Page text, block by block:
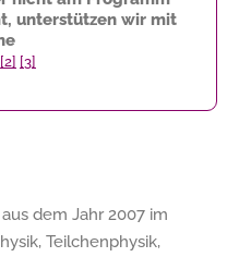
unterstützen wir mit
[2] [3]
dem Jahr 2007 im
Teilchenphysik,